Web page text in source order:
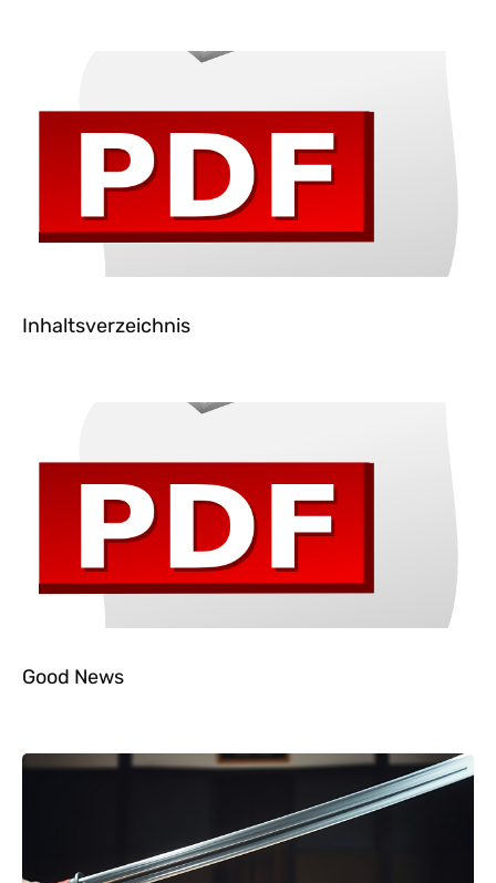
Inhaltsverzeichnis
Good News